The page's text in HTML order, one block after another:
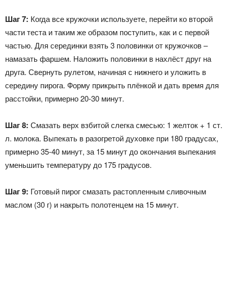
Шаг 7: Когда все кружочки используете, перейти ко второй
части теста и таким же образом поступить, как и с первой
частью. Для серединки взять 3 половинки от кружочков –
намазать фаршем. Наложить половинки в нахлёст друг на
друга. Свернуть рулетом, начиная с нижнего и уложить в
середину пирога. Форму прикрыть плёнкой и дать время для
расстойки, примерно 20-30 минут.
Шаг 8: Смазать верх взбитой слегка смесью: 1 желток + 1 ст.
л. молока. Выпекать в разогретой духовке при 180 градусах,
примерно 35-40 минут, за 15 минут до окончания выпекания
уменьшить температуру до 175 градусов.
Шаг 9: Готовый пирог смазать растопленным сливочным
маслом (30 г) и накрыть полотенцем на 15 минут.